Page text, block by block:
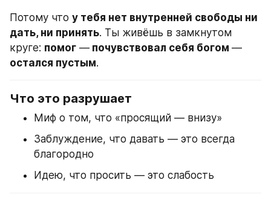
Потому что у тебя нет внутренней свободы ни
дать, ни принять. Ты живёшь в замкнутом
круге: помог — почувствовал себя богом —
остался пустым.
Что это разрушает
Миф о том, что «просящий — внизу»
Заблуждение, что давать — это всегда
благородно
Идею, что просить — это слабость